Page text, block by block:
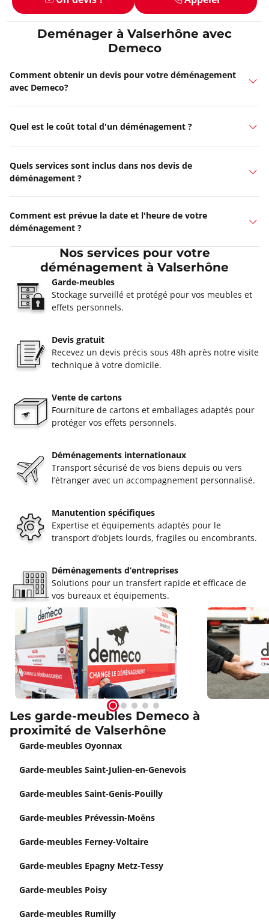
Deménager à Valserhône avec
Demeco
Comment obtenir un devis pour votre déménagement
avec Demeco?
Quel est le coût total d'un déménagement ?
Quels services sont inclus dans nos devis de
déménagement ?
Comment est prévue la date et l'heure de votre
déménagement ?
Nos services pour votre
déménagement à Valserhône
Garde-meubles
Stockage surveillé et protégé pour vos meubles et
effets personnels.
Devis gratuit
Recevez un devis précis sous 48h après notre visite
technique à votre domicile.
Vente de cartons
Fourniture de cartons et emballages adaptés pour
protéger vos effets personnels.
Déménagements internationaux
Transport sécurisé de vos biens depuis ou vers
l’étranger avec un accompagnement personnalisé.
Manutention spécifiques
Expertise et équipements adaptés pour le
transport d’objets lourds, fragiles ou encombrants.
Déménagements d’entreprises
Solutions pour un transfert rapide et efficace de
vos bureaux et équipements.
Les garde-meubles Demeco à
proximité de Valserhône
Garde-meubles Oyonnax
Garde-meubles Saint-Julien-en-Genevois
Garde-meubles Saint-Genis-Pouilly
Garde-meubles Prévessin-Moëns
Garde-meubles Ferney-Voltaire
Garde-meubles Epagny Metz-Tessy
Garde-meubles Poisy
Garde-meubles Rumilly